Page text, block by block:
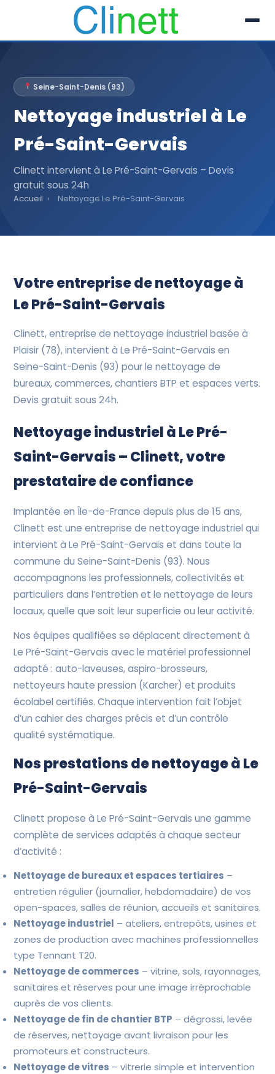
Prestations
Références
Recrutement
Devis Gratuit
Seine-Saint-Denis (93)
Nettoyage industriel à Le
Pré-Saint-Gervais
Clinett intervient à Le Pré-Saint-Gervais – Devis
gratuit sous 24h
Accueil › Nettoyage Le Pré-Saint-Gervais
Votre entreprise de nettoyage à
Le Pré-Saint-Gervais
Clinett, entreprise de nettoyage industriel basée à
Plaisir (78), intervient à Le Pré-Saint-Gervais en
Seine-Saint-Denis (93) pour le nettoyage de
bureaux, commerces, chantiers BTP et espaces verts.
Devis gratuit sous 24h.
Nettoyage industriel à Le Pré-
Saint-Gervais – Clinett, votre
prestataire de confiance
Implantée en Île-de-France depuis plus de 15 ans,
Clinett est une entreprise de nettoyage industriel qui
intervient à Le Pré-Saint-Gervais et dans toute la
commune du Seine-Saint-Denis (93). Nous
accompagnons les professionnels, collectivités et
particuliers dans l’entretien et le nettoyage de leurs
locaux, quelle que soit leur superficie ou leur activité.
Nos équipes qualifiées se déplacent directement à
Le Pré-Saint-Gervais avec le matériel professionnel
adapté : auto-laveuses, aspiro-brosseurs,
nettoyeurs haute pression (Karcher) et produits
écolabel certifiés. Chaque intervention fait l’objet
d’un cahier des charges précis et d’un contrôle
qualité systématique.
Nos prestations de nettoyage à Le
Pré-Saint-Gervais
Clinett propose à Le Pré-Saint-Gervais une gamme
complète de services adaptés à chaque secteur
d’activité :
Nettoyage de bureaux et espaces tertiaires –
entretien régulier (journalier, hebdomadaire) de vos
open-spaces, salles de réunion, accueils et sanitaires.
Nettoyage industriel – ateliers, entrepôts, usines et
zones de production avec machines professionnelles
type Tennant T20.
Nettoyage de commerces – vitrine, sols, rayonnages,
sanitaires et réserves pour une image irréprochable
auprès de vos clients.
Nettoyage de fin de chantier BTP – dégrossi, levée
de réserves, nettoyage avant livraison pour les
promoteurs et constructeurs.
Nettoyage de vitres – vitrerie simple et intervention